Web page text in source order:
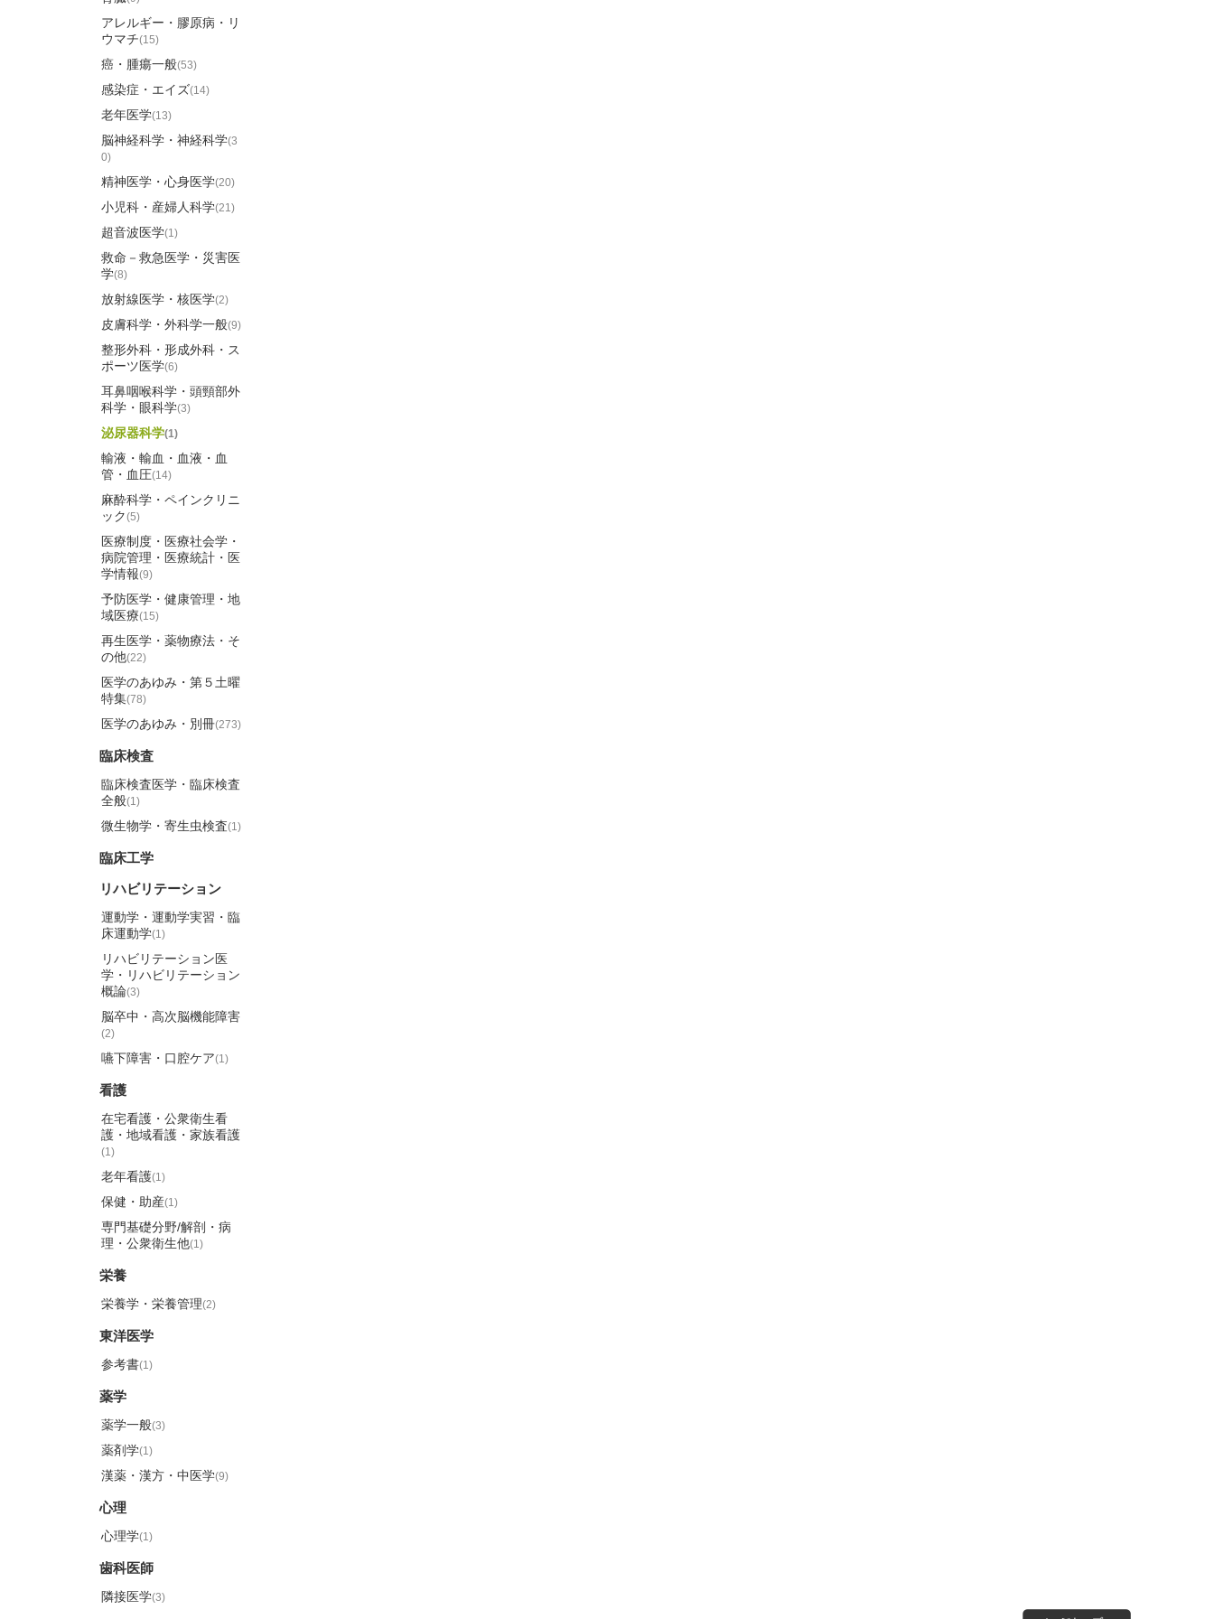
アレルギー・膠原病・リ
ウマチ(15)
癌・腫瘍一般(53)
感染症・エイズ(14)
老年医学(13)
脳神経科学・神経科学(3
0)
精神医学・心身医学(20)
小児科・産婦人科学(21)
超音波医学(1)
救命－救急医学・災害医
学(8)
放射線医学・核医学(2)
皮膚科学・外科学一般(9)
整形外科・形成外科・ス
ポーツ医学(6)
耳鼻咽喉科学・頭頸部外
科学・眼科学(3)
泌尿器科学(1)
輸液・輸血・血液・血
管・血圧(14)
麻酔科学・ペインクリニ
ック(5)
医療制度・医療社会学・
病院管理・医療統計・医
学情報(9)
予防医学・健康管理・地
域医療(15)
再生医学・薬物療法・そ
の他(22)
医学のあゆみ・第５土曜
特集(78)
医学のあゆみ・別冊(273)
臨床検査
臨床検査医学・臨床検査
全般(1)
微生物学・寄生虫検査(1)
臨床工学
リハビリテーション
運動学・運動学実習・臨
床運動学(1)
リハビリテーション医
学・リハビリテーション
概論(3)
脳卒中・高次脳機能障害
(2)
嚥下障害・口腔ケア(1)
看護
在宅看護・公衆衛生看
護・地域看護・家族看護
(1)
老年看護(1)
保健・助産(1)
専門基礎分野/解剖・病
理・公衆衛生他(1)
栄養
栄養学・栄養管理(2)
東洋医学
参考書(1)
薬学
薬学一般(3)
薬剤学(1)
漢薬・漢方・中医学(9)
心理
心理学(1)
歯科医師
隣接医学(3)